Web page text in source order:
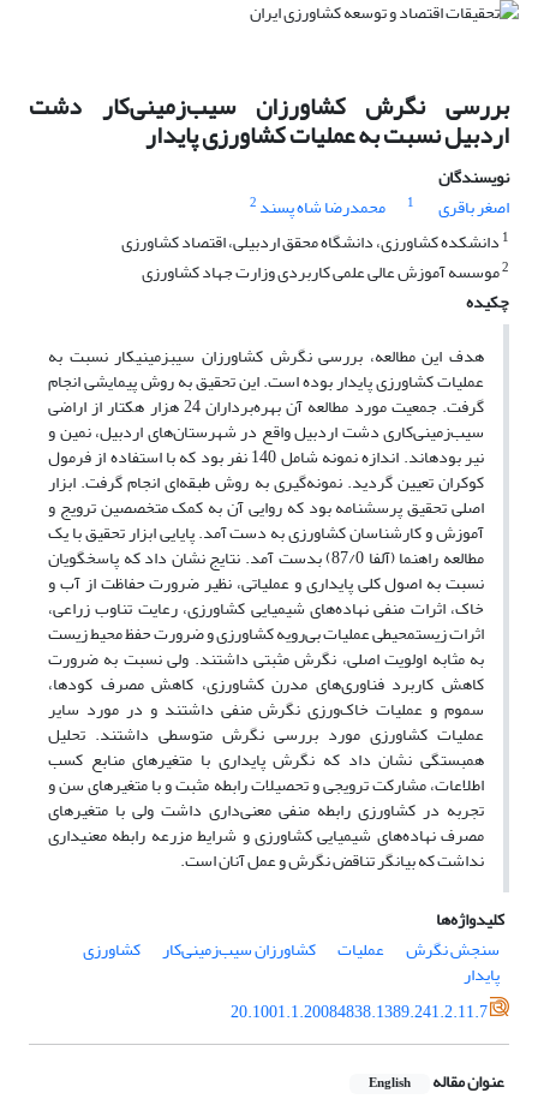
بررسی نگرش کشاورزان سیب‌زمینی‌کار دشت
اردبیل نسبت به عملیات کشاورزی پایدار
نویسندگان
اصغر باقری
1 محمدرضا شاه پسند 2
1 دانشکده کشاورزی، دانشگاه محقق اردبیلی، اقتصاد کشاورزی
2موسسه آموزش عالی علمی کاربردی وزارت جهاد کشاورزی
چکیده
هدف این مطالعه، بررسی نگرش کشاورزان سیب‎زمینی‎کار نسبت به
عملیات کشاورزی پایدار بوده است. این تحقیق به روش پیمایشی انجام
گرفت. جمعیت مورد مطالعه آن بهره‌‌‌‌‌برداران 24 هزار‌‌ هکتار از اراضی
سیب‌‌‌‎زمینی‌‌کاری دشت اردبیل واقع در شهرستان‌های‌ اردبیل، نمین و
نیر بوده‎اند. اندازه نمونه شامل 140 نفر بود که با استفاده از فرمول
کوکران تعیین گردید. نمونه‌‌گیری به روش طبقه‌ای انجام گرفت. ابزار
اصلی تحقیق پرسشنامه بود که روایی آن به کمک متخصصین ترویج و
آموزش و کارشناسان کشاورزی به دست آمد. پایایی ابزار تحقیق با یک
مطالعه راهنما (آلفا 87/0) بدست آمد. نتایج نشان داد که پاسخگویان
نسبت به اصول کلی پایداری و عملیاتی، نظیر ضرورت حفاظت از آب و
خاک، اثرات منفی نهاده‌های شیمیایی کشاورزی، رعایت تناوب زراعی،
اثرات زیست‎محیطی عملیات بی‌‌‌‌‌‌رویه کشاورزی و ضرورت حفظ‌ محیط زیست
به مثابه اولویت اصلی، نگرش مثبتی داشتند. ولی نسبت به ضرورت
کاهش کاربرد فناوری‌های مدرن کشاورزی، کاهش مصرف کودها،
سموم و عملیات خاک‌‌‌‌‌‌‌ورزی نگرش منفی داشتند و در مورد سایر
عملیات کشاورزی مورد بررسی نگرش متوسطی داشتند. تحلیل
همبستگی نشان داد که نگرش پایداری با متغیرهای منابع کسب
اطلاعات، مشارکت ترویجی و تحصیلات رابطه مثبت و با متغیرهای سن و
تجربه در کشاورزی رابطه منفی معنی‌‌‌داری داشت ولی با متغیرهای
مصرف نهاده‌های شیمیایی کشاورزی و شرایط مزرعه رابطه معنی‎داری
نداشت که بیانگر تناقض نگرش و عمل آنان است.
کلیدواژه‌ها
سنجش نگرش
عملیات کشاورزان سیب‌زمینی‌کار کشاورزی
پایدار
20.1001.1.20084838.1389.241.2.11.7
عنوان مقاله English